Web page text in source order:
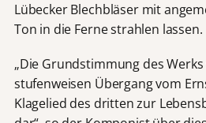
Lübecker Blechbläser mit
Ton in die Ferne strahlen lassen.
„Die Grundstimmung des
stufenweisen Übergang vom
Klagelied des dritten zur